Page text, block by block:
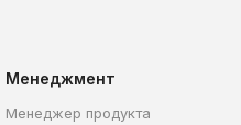
Менеджмент
Менеджер продукта